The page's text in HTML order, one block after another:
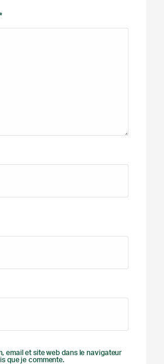
email et site web dans le navigateur
que je commente.